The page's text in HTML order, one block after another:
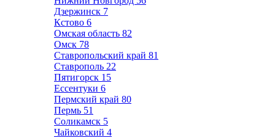
Дзержинск 7
Кстово 6
Омская область 82
Омск 78
Ставропольский край 81
Ставрополь 22
Пятигорск 15
Ессентуки 6
Пермский край 80
Пермь 51
Соликамск 5
Чайковский 4